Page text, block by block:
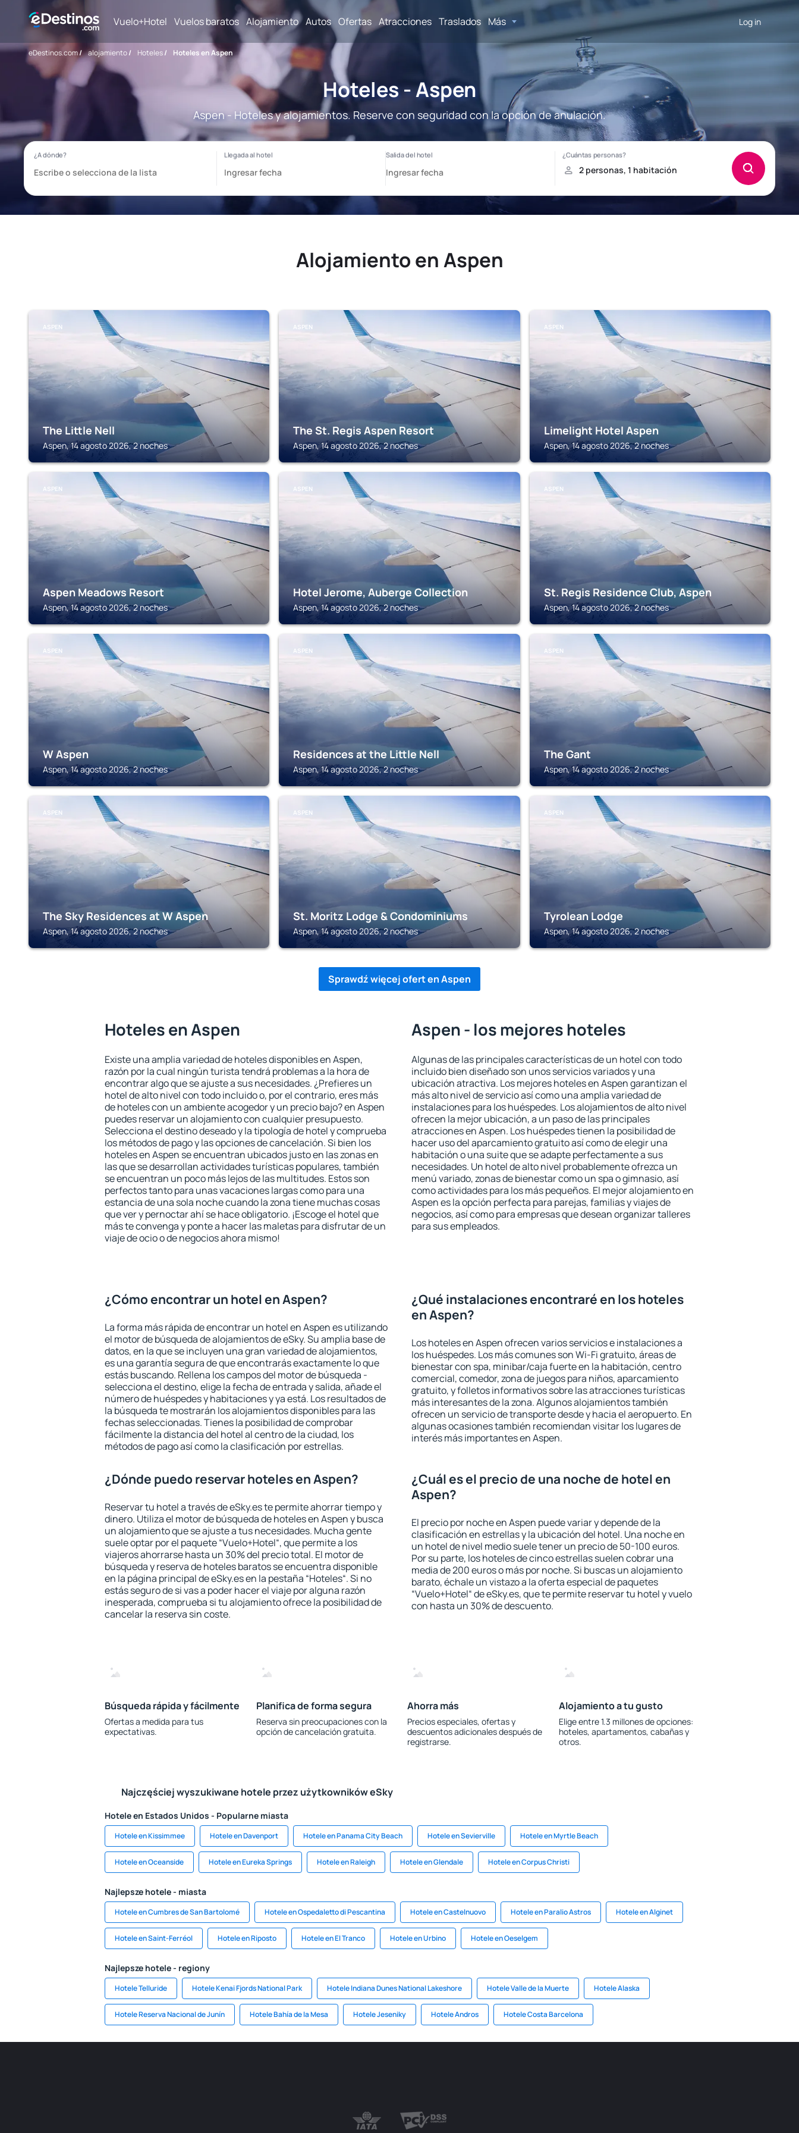
Vuelo+Hotel Vuelos baratos Alojamiento Autos Ofertas Atracciones Traslados Más Log in
eDestinos.com/ alojamiento/ Hoteles/ Hoteles en Aspen
Hoteles - Aspen
Aspen - Hoteles y alojamientos. Reserve con seguridad con la opción de anulación.
Alojamiento en Aspen
ASPEN
The Little Nell
Aspen, 14 agosto 2026, 2 noches
ASPEN
The St. Regis Aspen Resort
Aspen, 14 agosto 2026, 2 noches
ASPEN
Limelight Hotel Aspen
Aspen, 14 agosto 2026, 2 noches
ASPEN
Aspen Meadows Resort
Aspen, 14 agosto 2026, 2 noches
ASPEN
Hotel Jerome, Auberge Collection
Aspen, 14 agosto 2026, 2 noches
ASPEN
St. Regis Residence Club, Aspen
Aspen, 14 agosto 2026, 2 noches
ASPEN
W Aspen
Aspen, 14 agosto 2026, 2 noches
ASPEN
Residences at the Little Nell
Aspen, 14 agosto 2026, 2 noches
ASPEN
The Gant
Aspen, 14 agosto 2026, 2 noches
ASPEN
The Sky Residences at W Aspen
Aspen, 14 agosto 2026, 2 noches
ASPEN
St. Moritz Lodge & Condominiums
Aspen, 14 agosto 2026, 2 noches
ASPEN
Tyrolean Lodge
Aspen, 14 agosto 2026, 2 noches
Sprawdź więcej ofert en Aspen
Hoteles en Aspen
Existe una amplia variedad de hoteles disponibles en Aspen,
razón por la cual ningún turista tendrá problemas a la hora de
encontrar algo que se ajuste a sus necesidades. ¿Prefieres un
hotel de alto nivel con todo incluido o, por el contrario, eres más
de hoteles con un ambiente acogedor y un precio bajo? en Aspen
puedes reservar un alojamiento con cualquier presupuesto.
Selecciona el destino deseado y la tipología de hotel y comprueba
los métodos de pago y las opciones de cancelación. Si bien los
hoteles en Aspen se encuentran ubicados justo en las zonas en
las que se desarrollan actividades turísticas populares, también
se encuentran un poco más lejos de las multitudes. Estos son
perfectos tanto para unas vacaciones largas como para una
estancia de una sola noche cuando la zona tiene muchas cosas
que ver y pernoctar ahí se hace obligatorio. ¡Escoge el hotel que
más te convenga y ponte a hacer las maletas para disfrutar de un
viaje de ocio o de negocios ahora mismo!
Aspen - los mejores hoteles
Algunas de las principales características de un hotel con todo
incluido bien diseñado son unos servicios variados y una
ubicación atractiva. Los mejores hoteles en Aspen garantizan el
más alto nivel de servicio así como una amplia variedad de
instalaciones para los huéspedes. Los alojamientos de alto nivel
ofrecen la mejor ubicación, a un paso de las principales
atracciones en Aspen. Los huéspedes tienen la posibilidad de
hacer uso del aparcamiento gratuito así como de elegir una
habitación o una suite que se adapte perfectamente a sus
necesidades. Un hotel de alto nivel probablemente ofrezca un
menú variado, zonas de bienestar como un spa o gimnasio, así
como actividades para los más pequeños. El mejor alojamiento en
Aspen es la opción perfecta para parejas, familias y viajes de
negocios, así como para empresas que desean organizar talleres
para sus empleados.
¿Cómo encontrar un hotel en Aspen?
La forma más rápida de encontrar un hotel en Aspen es utilizando
el motor de búsqueda de alojamientos de eSky. Su amplia base de
datos, en la que se incluyen una gran variedad de alojamientos,
es una garantía segura de que encontrarás exactamente lo que
estás buscando. Rellena los campos del motor de búsqueda -
selecciona el destino, elige la fecha de entrada y salida, añade el
número de huéspedes y habitaciones y ya está. Los resultados de
la búsqueda te mostrarán los alojamientos disponibles para las
fechas seleccionadas. Tienes la posibilidad de comprobar
fácilmente la distancia del hotel al centro de la ciudad, los
métodos de pago así como la clasificación por estrellas.
¿Qué instalaciones encontraré en los hoteles
en Aspen?
Los hoteles en Aspen ofrecen varios servicios e instalaciones a
los huéspedes. Los más comunes son Wi-Fi gratuito, áreas de
bienestar con spa, minibar/caja fuerte en la habitación, centro
comercial, comedor, zona de juegos para niños, aparcamiento
gratuito, y folletos informativos sobre las atracciones turísticas
más interesantes de la zona. Algunos alojamientos también
ofrecen un servicio de transporte desde y hacia el aeropuerto. En
algunas ocasiones también recomiendan visitar los lugares de
interés más importantes en Aspen.
¿Dónde puedo reservar hoteles en Aspen?
Reservar tu hotel a través de eSky.es te permite ahorrar tiempo y
dinero. Utiliza el motor de búsqueda de hoteles en Aspen y busca
un alojamiento que se ajuste a tus necesidades. Mucha gente
suele optar por el paquete “Vuelo+Hotel“, que permite a los
viajeros ahorrarse hasta un 30% del precio total. El motor de
búsqueda y reserva de hoteles baratos se encuentra disponible
en la página principal de eSky.es en la pestaña “Hoteles“. Si no
estás seguro de si vas a poder hacer el viaje por alguna razón
inesperada, comprueba si tu alojamiento ofrece la posibilidad de
cancelar la reserva sin coste.
¿Cuál es el precio de una noche de hotel en
Aspen?
El precio por noche en Aspen puede variar y depende de la
clasificación en estrellas y la ubicación del hotel. Una noche en
un hotel de nivel medio suele tener un precio de 50-100 euros.
Por su parte, los hoteles de cinco estrellas suelen cobrar una
media de 200 euros o más por noche. Si buscas un alojamiento
barato, échale un vistazo a la oferta especial de paquetes
“Vuelo+Hotel“ de eSky.es, que te permite reservar tu hotel y vuelo
con hasta un 30% de descuento.
Búsqueda rápida y fácilmente
Ofertas a medida para tus
expectativas.
Planifica de forma segura
Reserva sin preocupaciones con la
opción de cancelación gratuita.
Ahorra más
Precios especiales, ofertas y
descuentos adicionales después de
registrarse.
Alojamiento a tu gusto
Elige entre 1.3 millones de opciones:
hoteles, apartamentos, cabañas y
otros.
Najczęściej wyszukiwane hotele przez użytkowników eSky
Hotele en Estados Unidos - Popularne miasta
Hotele en Kissimmee Hotele en Davenport Hotele en Panama City Beach Hotele en Sevierville Hotele en Myrtle Beach
Hotele en Oceanside Hotele en Eureka Springs Hotele en Raleigh Hotele en Glendale Hotele en Corpus Christi
Najlepsze hotele - miasta
Hotele en Cumbres de San Bartolomé Hotele en Ospedaletto di Pescantina Hotele en Castelnuovo Hotele en Paralio Astros Hotele en Alginet
Hotele en Saint-Ferréol Hotele en Riposto Hotele en El Tranco Hotele en Urbino Hotele en Oeselgem
Najlepsze hotele - regiony
Hotele Telluride Hotele Kenai Fjords National Park Hotele Indiana Dunes National Lakeshore Hotele Valle de la Muerte Hotele Alaska
Hotele Reserva Nacional de Junín Hotele Bahía de la Mesa Hotele Jeseniky Hotele Andros Hotele Costa Barcelona